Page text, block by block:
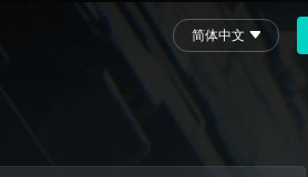
简体中文